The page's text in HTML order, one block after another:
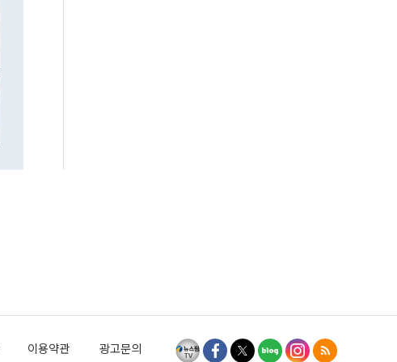
이용약관 광고문의